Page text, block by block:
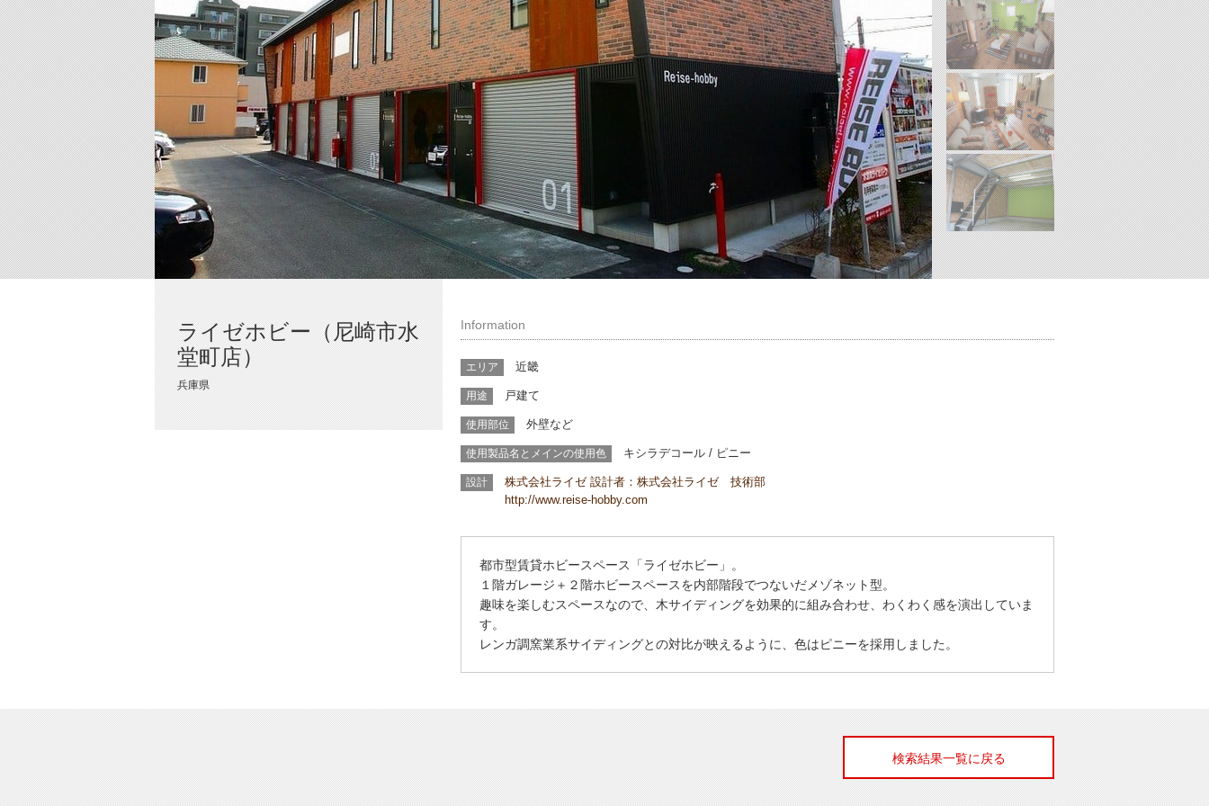
ライゼホビー（尼崎市水
堂町店）
兵庫県
Information
エリア 近畿
用途 戸建て
使用部位 外壁など
使用製品名とメインの使用色 キシラデコール / ピニー
設計
株式会社ライゼ 設計者：株式会社ライゼ 技術部
http://www.reise-hobby.com
都市型賃貸ホビースペース「ライゼホビー」。
１階ガレージ＋２階ホビースペースを内部階段でつないだメゾネット型。
趣味を楽しむスペースなので、木サイディングを効果的に組み合わせ、わくわく感を演出していま
す。
レンガ調窯業系サイディングとの対比が映えるように、色はピニーを採用しました。
検索結果一覧に戻る